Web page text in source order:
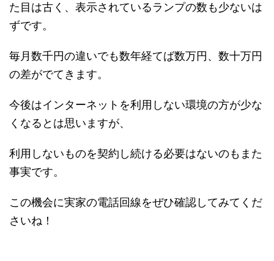
た目は古く、表示されているランプの数も少ないは
ずです。
毎月数千円の違いでも数年経てば数万円、数十万円
の差がでてきます。
今後はインターネットを利用しない環境の方が少な
くなるとは思いますが、
利用しないものを契約し続ける必要はないのもまた
事実です。
この機会に実家の電話回線をぜひ確認してみてくだ
さいね！